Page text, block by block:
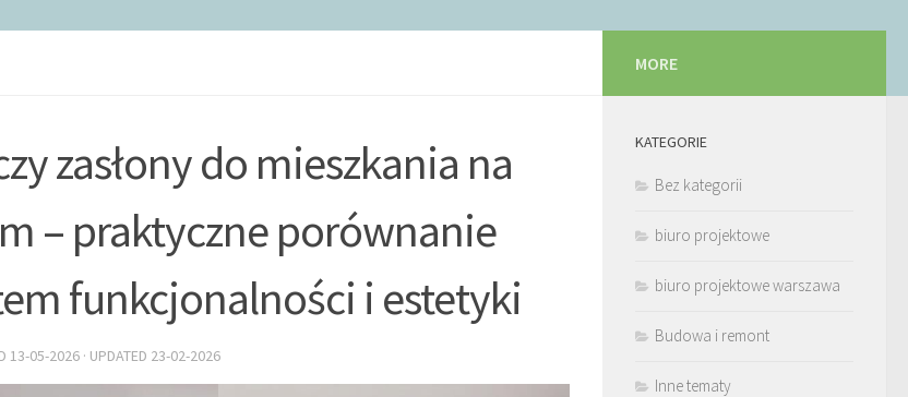
zasłony do mieszkania na
– praktyczne porównanie
funkcjonalności i estetyki
13-05-2026 · UPDATED 23-02-2026
MORE
KATEGORIE
Bez kategorii
biuro projektowe
biuro projektowe warszawa
Budowa i remont
Inne tematy